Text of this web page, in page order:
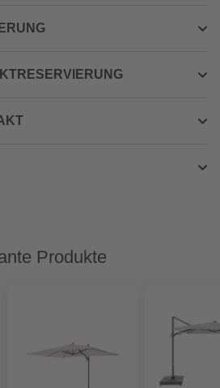
Produkte